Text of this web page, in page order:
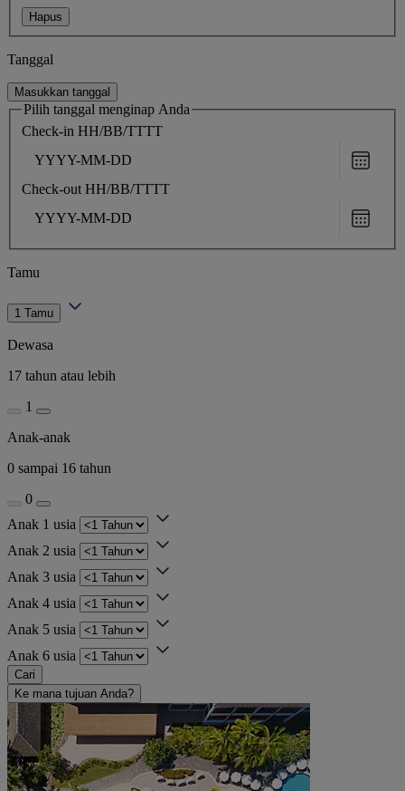
Hapus
Tanggal
Masukkan tanggal
Pilih tanggal menginap Anda
Check-in HH/BB/TTTT
date
Check-out HH/BB/TTTT
date
Tamu
1 Tamu
Dewasa
17 tahun atau lebih
1
Anak-anak
0 sampai 16 tahun
0
Anak 1 usia
Anak 2 usia
Anak 3 usia
Anak 4 usia
Anak 5 usia
Anak 6 usia
Cari
Ke mana tujuan Anda?